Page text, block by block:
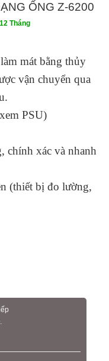
ỐNG Z-6200
Tháng
mát bằng thủy
vận chuyển qua
PSU)
chính xác và nhanh
(thiết bị đo lường,